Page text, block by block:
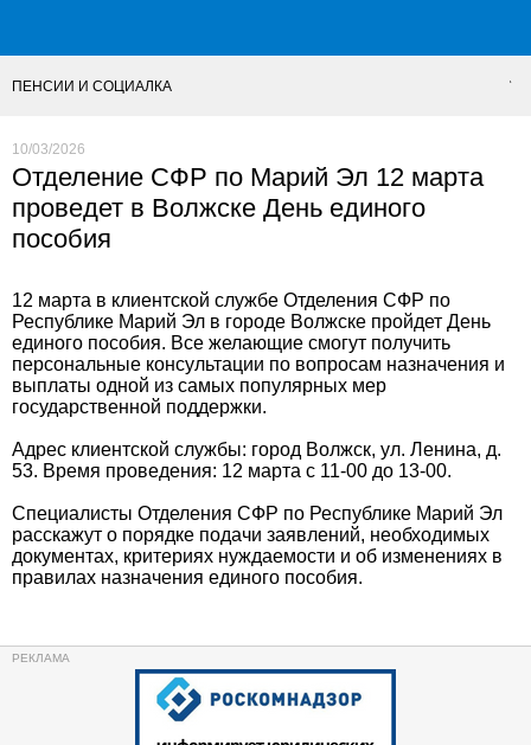
ПЕНСИИ И СОЦИАЛКА
10/03/2026
Отделение СФР по Марий Эл 12 марта
проведет в Волжске День единого
пособия
12 марта в клиентской службе Отделения СФР по
Республике Марий Эл в городе Волжске пройдет День
единого пособия. Все желающие смогут получить
персональные консультации по вопросам назначения и
выплаты одной из самых популярных мер
государственной поддержки.
Адрес клиентской службы: город Волжск, ул. Ленина, д.
53. Время проведения: 12 марта с 11-00 до 13-00.
Специалисты Отделения СФР по Республике Марий Эл
расскажут о порядке подачи заявлений, необходимых
документах, критериях нуждаемости и об изменениях в
правилах назначения единого пособия.